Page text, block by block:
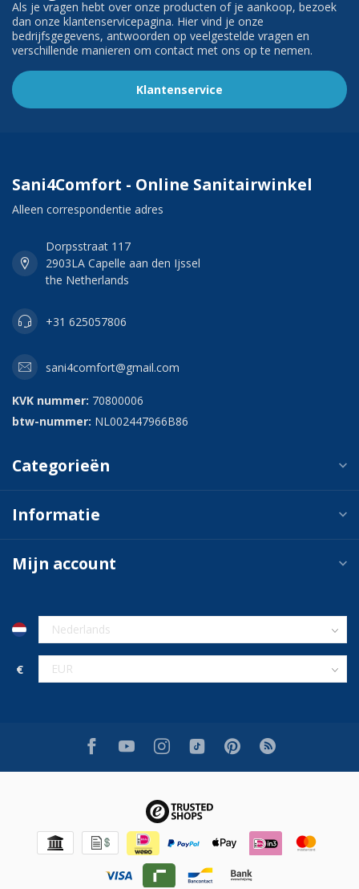
Als je vragen hebt over onze producten of je aankoop, bezoek
dan onze klantenservicepagina. Hier vind je onze
bedrijfsgegevens, antwoorden op veelgestelde vragen en
verschillende manieren om contact met ons op te nemen.
Klantenservice
Sani4Comfort - Online Sanitairwinkel
Alleen correspondentie adres
Dorpsstraat 117
2903LA Capelle aan den Ijssel
the Netherlands
+31 625057806
sani4comfort@gmail.com
KVK nummer: 70800006
btw-nummer: NL002447966B86
Categorieën
Informatie
Mijn account
€